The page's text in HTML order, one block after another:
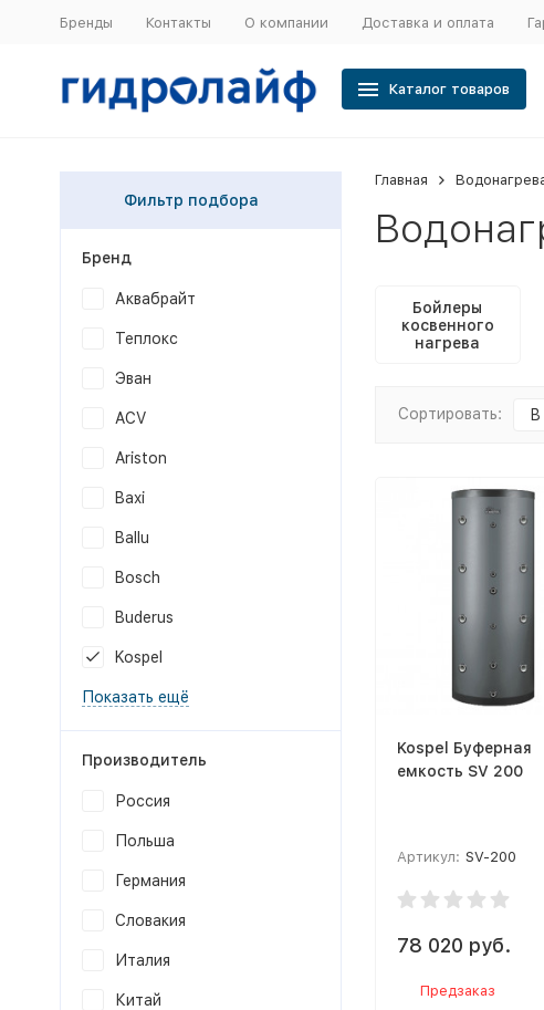
Бренды Контакты О компании Доставка и оплата
Каталог товаров
Главная
Бойлеры
косвенного
нагрева
Сортировать:
Kospel Буферная
емкость SV 200
Артикул: SV-200
78 020 руб.
Предзаказ
Фильтр подбора
Бренд
Аквабрайт
Теплокс
Эван
ACV
Ariston
Baxi
Ballu
Bosch
Buderus
Kospel
Показать ещё
Производитель
Россия
Польша
Германия
Словакия
Италия
Китай